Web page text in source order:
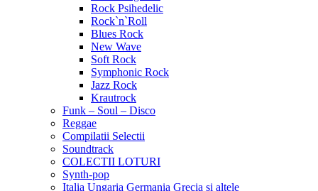
Rock Psihedelic
Rock`n`Roll
Blues Rock
New Wave
Soft Rock
Symphonic Rock
Jazz Rock
Krautrock
Funk – Soul – Disco
Reggae
Compilatii Selectii
Soundtrack
COLECTII LOTURI
Synth-pop
Italia Ungaria Germania Grecia si altele